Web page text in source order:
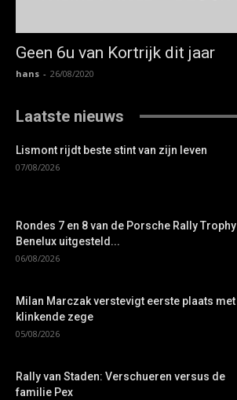
Geen 6u van Kortrijk dit jaar
hans - 26/08/2020
Laatste nieuws
Lismont rijdt beste stint van zijn leven
07/08/2026
Rondes 7 en 8 van de Porsche Rally Trophy
Benelux uitgesteld...
06/08/2026
Milan Marczak verstevigt eerste plaats met
klinkende zege
05/08/2026
Rally van Staden: Verschueren versus de
familie Pex